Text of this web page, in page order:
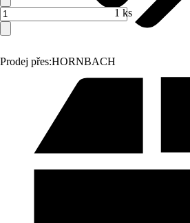
Prodej přes:HORNBACH
1 ks